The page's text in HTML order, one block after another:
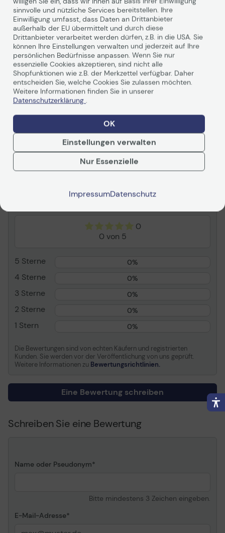
Herstellerinformationen
Hersteller
OKI
Herst. Art. Nr.
43913805
EAN
5031713041511
Hauptmerkmale
Produktbeschreibung
OKI Trommel-Kit
Verbrauchsmaterialtyp
Trommel-Kit
Drucktechnologie
LED
Druckfarbe
Gelb
Kapazität
Bis zu 15000 Seiten
Verbrauchsmaterial
Verbrauchsmaterialtyp
Trommel-Kit
Farbe
Gelb
Kapazität
Informationen zur Kompatibilität
Entwickelt für OKI C710dn, 710dtn, 710n
Weiterlesen
Bewertungen
Zusammenfassung
0
0 von 5
5 Sterne 0%
4 Sterne 0%
3 Sterne 0%
2 Sterne 0%
1 Stern 0%
Die Bewertungen sind von echten Käufern und registrierten
Kunden. Sie werden vor der Veröffentlichung von uns geprüft.
Weitere Informationen zu Bewertungsrichtlinien.
Eine Bewertung schreiben
Schreiben Sie eine Bewertung
Name oder Pseudonym
Bitte mindestens 3 Zeichen eingeben.
E-Mail-Adresse
sinnvolle und nützliche Services bereitstellen. Ihre
Einwilligung umfasst, dass Daten an Drittanbieter
außerhalb der EU übermittelt und durch diese
Drittanbieter verarbeitet werden dürfen, z.B. in die USA. Sie
können Ihre Einstellungen verwalten und jederzeit auf Ihre
persönlichen Bedürfnisse anpassen. Wenn Sie nur
essenzielle Cookies akzeptieren, sind nicht alle
Shopfunktionen wie z.B. der Merkzettel verfügbar. Daher
entscheiden Sie, welche Cookies Sie zulassen möchten.
Weitere Informationen finden Sie in unserer
Datenschutzerklärung .
OK
Einstellungen verwalten
Nur Essenzielle
ImpressumDatenschutz